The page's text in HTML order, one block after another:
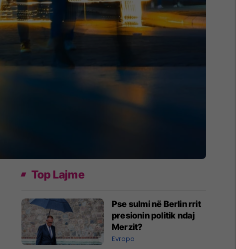
Top Lajme
Pse sulmi në Berlin rrit
presionin politik ndaj
Merzit?
Evropa